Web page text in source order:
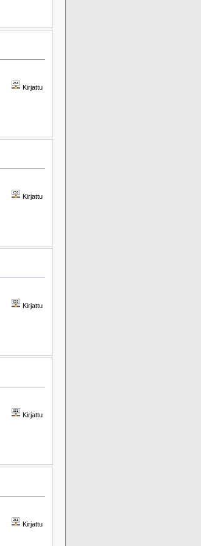
Kirjattu
Kirjattu
Kirjattu
Kirjattu
Kirjattu